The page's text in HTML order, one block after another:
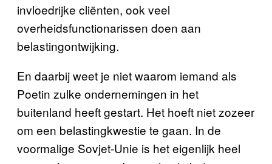
invloedrijke cliënten, ook veel
overheidsfunctionarissen doen aan
belastingontwijking.
En daarbij weet je niet waarom iemand als
Poetin zulke ondernemingen in het
buitenland heeft gestart. Het hoeft niet zozeer
om een belastingkwestie te gaan. In de
voormalige Sovjet-Unie is het eigenlijk heel